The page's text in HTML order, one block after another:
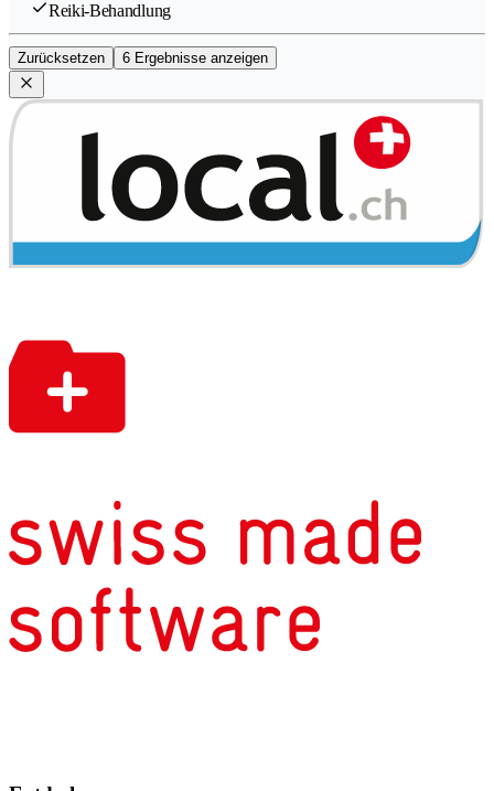
Reiki-Behandlung
Zurücksetzen 6 Ergebnisse anzeigen